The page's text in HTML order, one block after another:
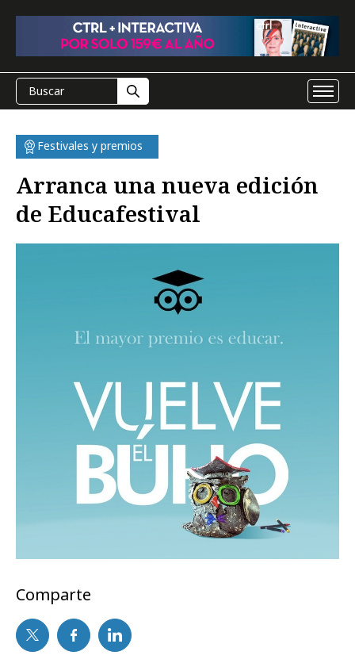
Festivales y premios
Arranca una nueva edición
de Educafestival
Comparte